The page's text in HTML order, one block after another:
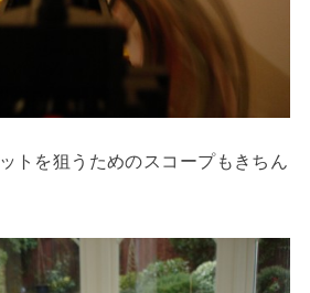
トを狙うためのスコープもきちん